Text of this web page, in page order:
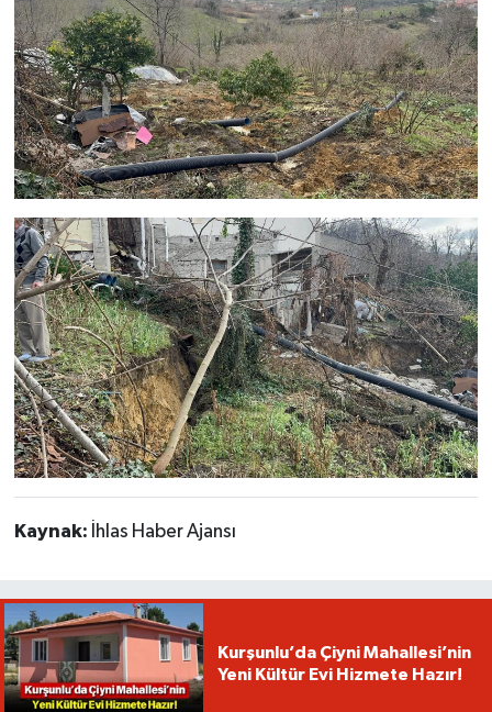
Kaynak: İhlas Haber Ajansı
Kurşunlu’da Çiyni Mahallesi’nin
Yeni Kültür Evi Hizmete Hazır!